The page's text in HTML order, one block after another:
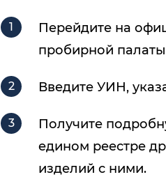
Перейдите на
пробирной
Введите УИН,
Получите
едином реестре
изделий с ними.